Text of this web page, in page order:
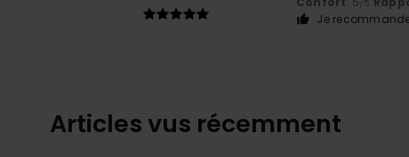
/5
Je
Articles vus récemment